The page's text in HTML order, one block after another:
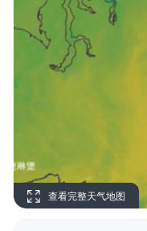
查看完整天气地图